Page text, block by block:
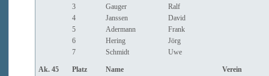
3
Gauger
Ralf
4
Janssen
David
5
Adermann
Frank
6
Hering
Jörg
7
Schmidt Uwe
Ak. 45 Platz Name
Verein